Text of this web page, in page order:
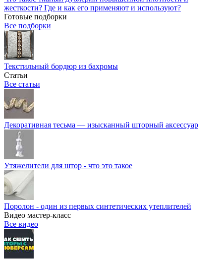
жесткости? Где и как его применяют и используют?
Готовые подборки
Все подборки
Текстильный бордюр из бахромы
Статьи
Все статьи
Декоративная тесьма — изысканный шторный аксессуар
Утяжелители для штор - что это такое
Поролон - один из первых синтетических утеплителей
Видео мастер-класс
Все видео